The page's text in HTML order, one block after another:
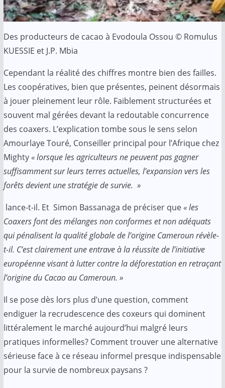
Des producteurs de cacao à Evodoula Ossou © Romulus
KUESSIE et J.P. Mbia
Cependant la réalité des chiffres montre bien des failles.
Les coopératives, bien que présentes, peinent désormais
à jouer pleinement leur rôle. Faiblement structurées et
souvent mal gérées devant la redoutable concurrence
des coaxers. L’explication tombe sous le sens selon
Amourlaye Touré, Conseiller principal pour l’Afrique chez
Mighty« lorsque les agriculteurs ne peuvent pas gagner
suffisamment sur leurs terres actuelles, l’expansion vers les
forêts devient une stratégie de survie. »
lance-t-il. Et Simon Bassanaga de préciser que« les
Coaxers font des mélanges non conformes et non adéquats
qui pénalisent la qualité globale de l’origine Cameroun révèle-
t-il. C’est clairement une entrave à la réussite de l’initiative
européenne visant à lutter contre la déforestation en retraçant
l’origine du Cacao au Cameroun. »
Il se pose dès lors plus d’une question, comment
endiguer la recrudescence des coxeurs qui dominent
littéralement le marché aujourd’hui malgré leurs
pratiques informelles? Comment trouver une alternative
sérieuse face à ce réseau informel presque indispensable
pour la survie de nombreux paysans ?